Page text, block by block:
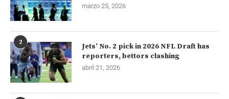
marzo 25, 2026
2
Jets’ No. 2 pick in 2026 NFL Draft has
reporters, bettors clashing
abril 21, 2026